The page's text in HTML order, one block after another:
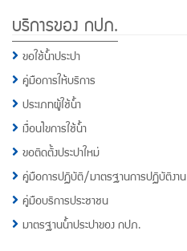
Footer
Menu
บริการของ กปภ.
ขอใช้น้ำประปา
คู่มือการให้บริการ
ประเภทผู้ใช้น้ำ
เงื่อนไขการใช้น้ำ
ขอติดตั้งประปาใหม่
คู่มือการปฏิบัติ/มาตรฐานการปฏิบัติงาน
คู่มือบริการประชาชน
มาตรฐานน้ำประปาของ กปภ.